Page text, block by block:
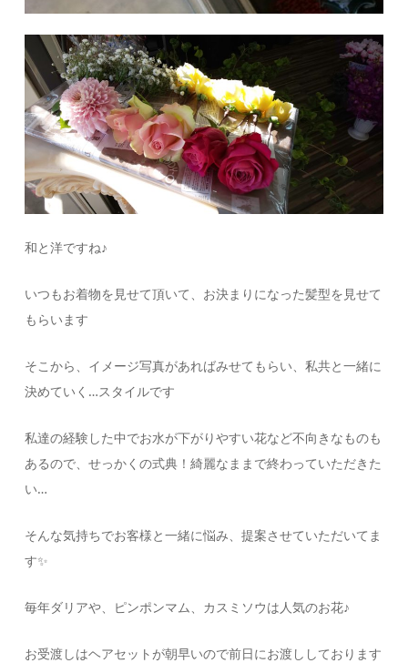
和と洋ですね♪
いつもお着物を見せて頂いて、お決まりになった髪型を見せて
もらいます
そこから、イメージ写真があればみせてもらい、私共と一緒に
決めていく…スタイルです
私達の経験した中でお水が下がりやすい花など不向きなものも
あるので、せっかくの式典！綺麗なままで終わっていただきた
い…
そんな気持ちでお客様と一緒に悩み、提案させていただいてま
す✨
毎年ダリアや、ピンポンマム、カスミソウは人気のお花♪
お受渡しはヘアセットが朝早いので前日にお渡ししております